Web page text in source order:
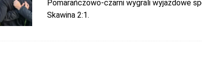
Pomarańczowo-czarni wygrali wyjazdowe
Skawina 2:1.